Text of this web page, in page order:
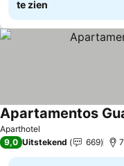
te zien
Aparthotel
Apartamentos
9,0 Uitstekend 669